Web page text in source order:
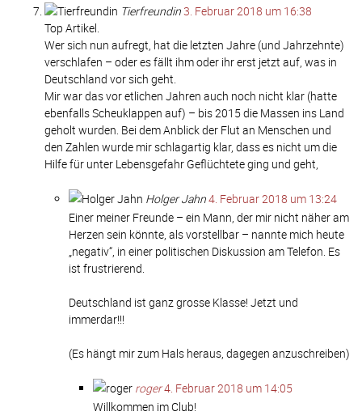
Tierfreundin3. Februar 2018 um 16:38
Top Artikel.
Wer sich nun aufregt, hat die letzten Jahre (und Jahrzehnte)
verschlafen – oder es fällt ihm oder ihr erst jetzt auf, was in
Deutschland vor sich geht.
Mir war das vor etlichen Jahren auch noch nicht klar (hatte
ebenfalls Scheuklappen auf) – bis 2015 die Massen ins Land
geholt wurden. Bei dem Anblick der Flut an Menschen und
den Zahlen wurde mir schlagartig klar, dass es nicht um die
Hilfe für unter Lebensgefahr Geflüchtete ging und geht,
Holger Jahn4. Februar 2018 um 13:24
Einer meiner Freunde – ein Mann, der mir nicht näher am
Herzen sein könnte, als vorstellbar – nannte mich heute
„negativ“, in einer politischen Diskussion am Telefon. Es
ist frustrierend.
Deutschland ist ganz grosse Klasse! Jetzt und
immerdar!!!
(Es hängt mir zum Hals heraus, dagegen anzuschreiben)
roger4. Februar 2018 um 14:05
Willkommen im Club!